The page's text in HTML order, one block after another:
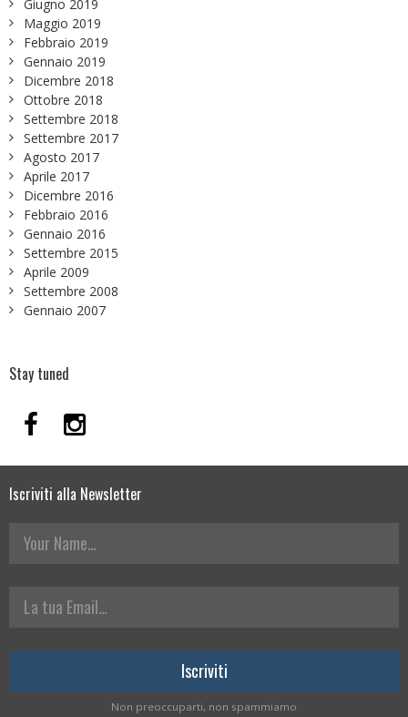
Giugno 2019
Maggio 2019
Febbraio 2019
Gennaio 2019
Dicembre 2018
Ottobre 2018
Settembre 2018
Settembre 2017
Agosto 2017
Aprile 2017
Dicembre 2016
Febbraio 2016
Gennaio 2016
Settembre 2015
Aprile 2009
Settembre 2008
Gennaio 2007
Stay tuned
Iscriviti alla Newsletter
Your Name
La tua Email
Non preoccuparti, non spammiamo